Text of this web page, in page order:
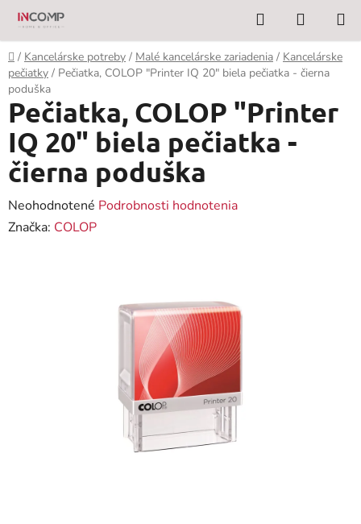
Prejsť
obsah
Hľadať
KOŠÍK
Domov
/ Kancelárske potreby / Malé kancelárske zariadenia / Kancelárske
pečiatky / Pečiatka, COLOP "Printer IQ 20" biela pečiatka - čierna
poduška
Pečiatka, COLOP "Printer
IQ 20" biela pečiatka -
čierna poduška
Priemerné
hodnotenie
Neohodnotené Podrobnosti hodnotenia
Značka: COLOP